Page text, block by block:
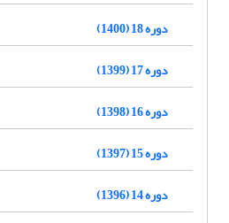
دوره 18 (1400)
دوره 17 (1399)
دوره 16 (1398)
دوره 15 (1397)
دوره 14 (1396)